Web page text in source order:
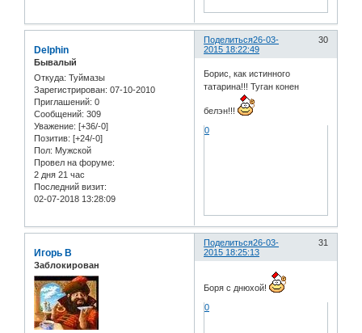
Поделиться 30
26-03-
2015 18:22:49
Delphin
Бывалый
Откуда: Туймазы
Зарегистрирован: 07-10-2010
Приглашений: 0
Сообщений: 309
Уважение: [+36/-0]
Позитив: [+24/-0]
Пол: Мужской
Провел на форуме:
2 дня 21 час
Последний визит:
02-07-2018 13:28:09
Борис, как истинного
татарина!!! Туган конен
белэн!!!
0
Поделиться 31
26-03-
2015 18:25:13
Игорь В
Заблокирован
Боря с днюхой!
0